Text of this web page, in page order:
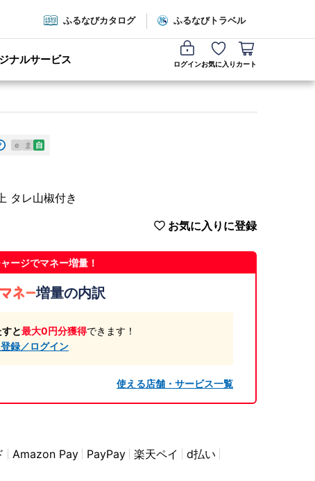
ふるなびカタログ ふるなびトラベル
ナルサービス ログインお気に入り カート
e ま 自
タレ山椒付き
お気に入りに登録
ージでマネー増量！
増量の内訳
と最大0円分獲得できます！
録／ログイン
使える店舗・サービス一覧
Amazon Pay PayPay 楽天ペイ
d払い